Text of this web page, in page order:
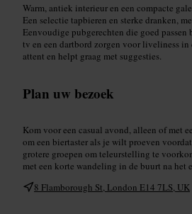
Warm, antiek interieur en een compacte
Een selectie tapbieren en sterke dranken,
Eenvoudige pubgerechten die goed passen
tv en een dartbord zorgen voor liveliness in
attent en helpt graag met suggesties.
Plan uw bezoek
Kom voor een casual avond, alleen of met
om een biertaster als je wilt proeven
grotere groepen om teleurstelling te
met een korte wandeling in de buurt na het
8 Flamborough St, London E14 7LS, UK